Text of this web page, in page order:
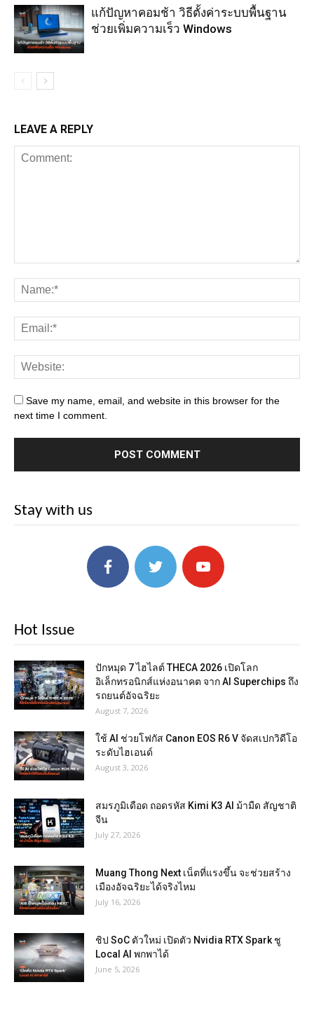
แก้ปัญหาคอมช้า วิธีตั้งค่าระบบพื้นฐาน
ช่วยเพิ่มความเร็ว Windows
LEAVE A REPLY
Save my name, email, and website in this browser for the
next time I comment.
Stay with us
Hot Issue
ปักหมุด 7 ไฮไลต์ THECA 2026 เปิดโลก
อิเล็กทรอนิกส์แห่งอนาคต จาก AI Superchips ถึง
รถยนต์อัจฉริยะ
August 7, 2026
ใช้ AI ช่วยโฟกัส Canon EOS R6 V จัดสเปกวิดีโอ
ระดับไฮเอนด์
August 3, 2026
สมรภูมิเดือด ถอดรหัส Kimi K3 AI ม้ามืด สัญชาติ
จีน
July 27, 2026
Muang Thong Next เน็ตที่แรงขึ้น จะช่วยสร้าง
เมืองอัจฉริยะได้จริงไหม
July 16, 2026
ชิป SoC ตัวใหม่ เปิดตัว Nvidia RTX Spark ชู
Local AI พกพาได้
June 5, 2026